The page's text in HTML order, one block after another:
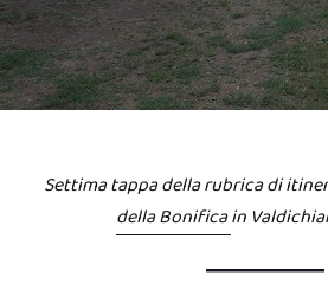
Settima tappa della rubrica di
della Bonificain